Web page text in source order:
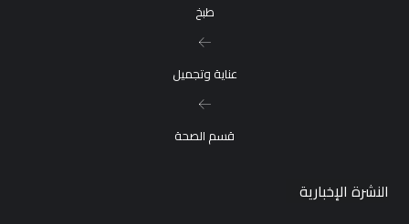
طبخ
عناية وتجميل
قسم الصحة
النشرة الإخبارية